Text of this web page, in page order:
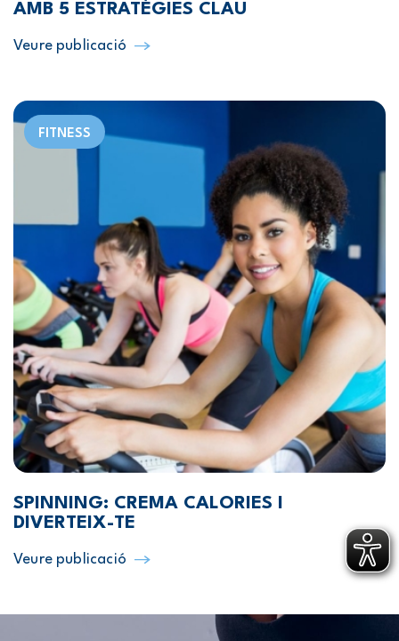
AMB 5 ESTRATÈGIES CLAU
Veure publicació
FITNESS
SPINNING: CREMA CALORIES I
DIVERTEIX-TE
Veure publicació